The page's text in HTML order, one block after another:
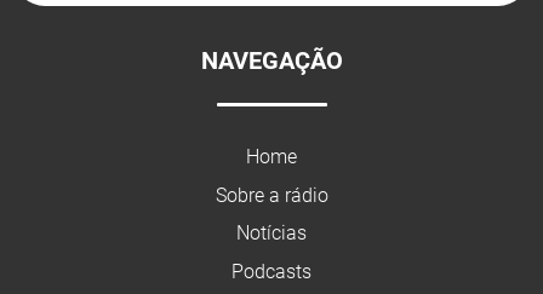
NAVEGAÇÃO
Home
Sobre a rádio
Notícias
Podcasts